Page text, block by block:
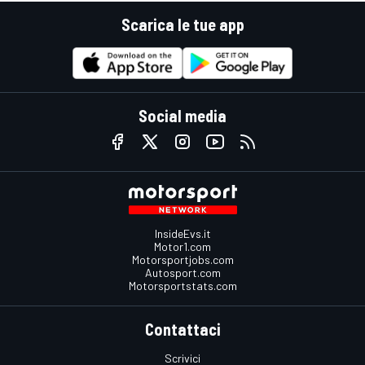
Scarica le tue app
Social media
InsideEvs.it
Motor1.com
Motorsportjobs.com
Autosport.com
Motorsportstats.com
Contattaci
Scrivici